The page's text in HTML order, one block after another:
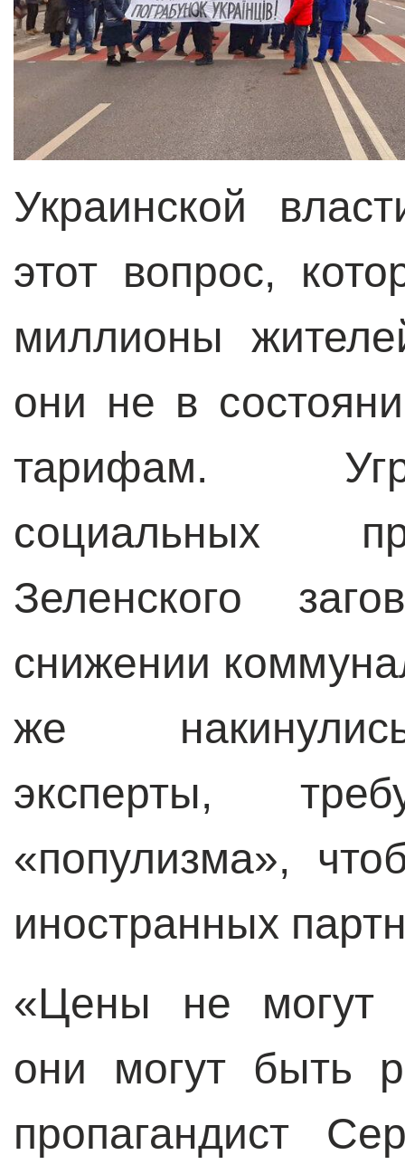
Украинской
этот вопрос,
миллионы
они не в
тарифам.
социальных
Зеленского
снижении
же
эксперты,
«популизма»,
иностранных
«Цены не могут
они могут быть
пропагандист